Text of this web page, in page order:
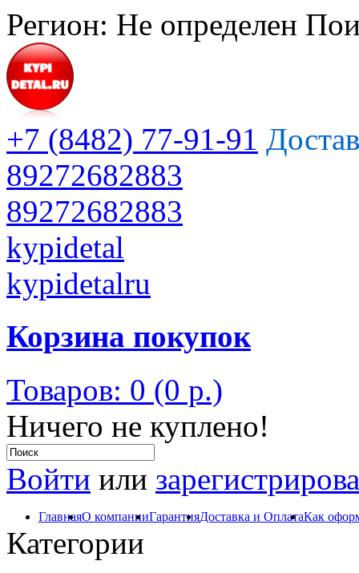
Регион: Не определен
+7 (8482) 77-91-91
89272682883
89272682883
kypidetal
kypidetalru
Корзина покупок
Товаров: 0 (0 р.)
Ничего не куплено!
Войти или
ГлавнаяО компанииГарантияДоставка и ОплатаКак
Категории